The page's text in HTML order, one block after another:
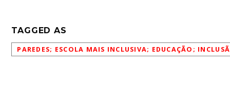
TAGGED AS
PAREDES; ESCOLA MAIS INCLUSIVA; EDUCAÇÃO;